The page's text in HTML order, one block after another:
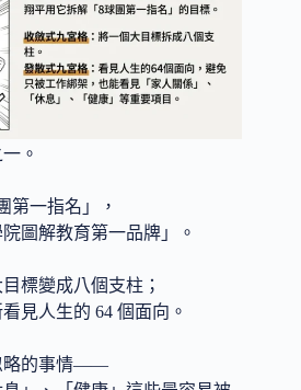
。
第一指名」，
圖解教育第一品牌」。
標變成八個支柱；
見人生的 64 個面向。
略的事情——